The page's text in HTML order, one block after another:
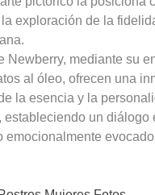
exploración de la
Newberry, mediante su
al óleo, ofrecen una
la esencia y la
estableciendo un diálogo
emocionalmente